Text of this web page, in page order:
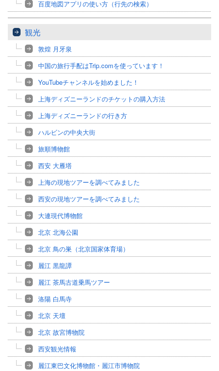
百度地図アプリの使い方（行先の検索）
観光
敦煌 月牙泉
中国の旅行手配はTrip.comを使っています！
YouTubeチャンネルを始めました！
上海ディズニーランドのチケットの購入方法
上海ディズニーランドの行き方
ハルビンの中央大街
旅順博物館
西安 大雁塔
上海の現地ツアーを調べてみました
西安の現地ツアーを調べてみました
大連現代博物館
北京 北海公園
北京 鳥の巣（北京国家体育場）
麗江 黒龍譚
麗江 茶馬古道乗馬ツアー
洛陽 白馬寺
北京 天壇
北京 故宮博物院
西安観光情報
麗江東巴文化博物館・麗江市博物院